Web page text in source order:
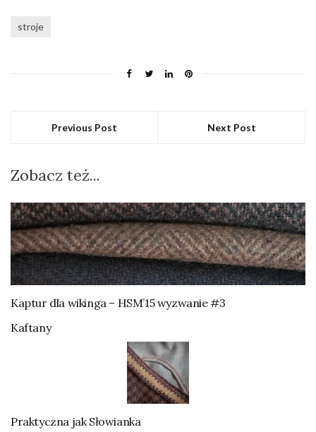
stroje
Previous Post Next Post
Zobacz też...
Kaptur dla wikinga – HSM’15 wyzwanie #3
Kaftany
Praktyczna jak Słowianka